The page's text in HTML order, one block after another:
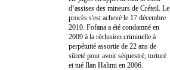
d’assises des mineurs de Créteil. Le
procès s'est achevé le 17 décembre
2010. Fofana a été condamné en
2009 à la réclusion criminelle à
perpétuité assortie de 22 ans de
sûreté pour avoir séquestré, torturé
et tué Ilan Halimi en 2006.